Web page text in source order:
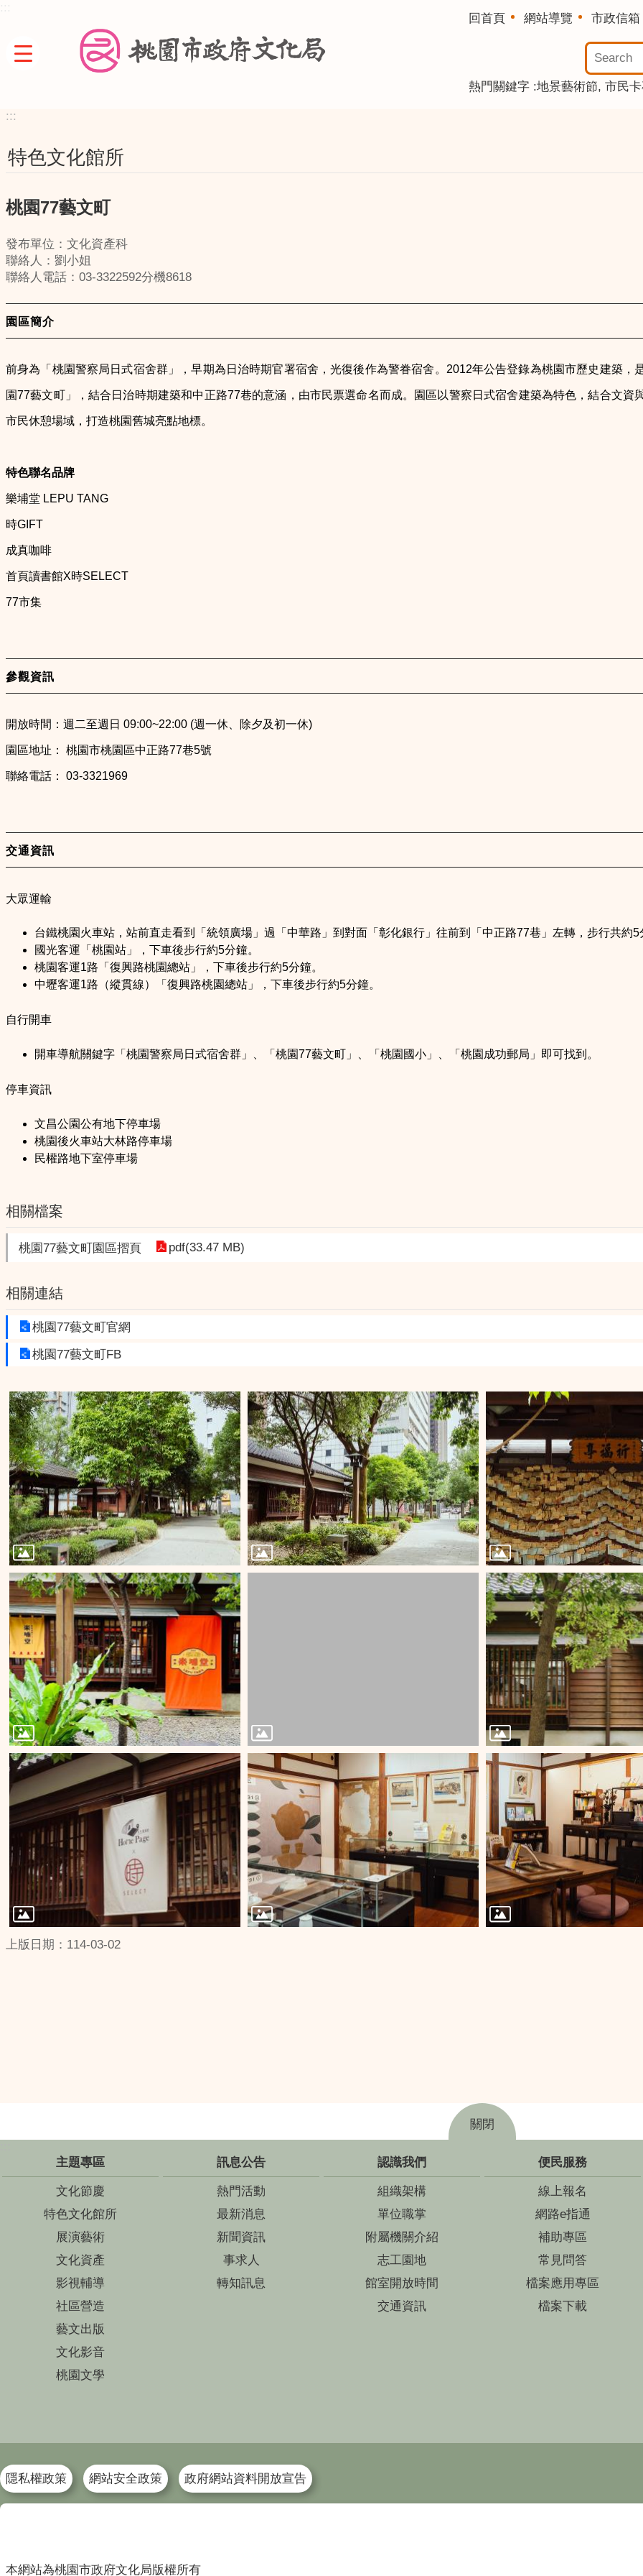
回首頁 網站導覽 市政信箱
熱門關鍵字 地景藝術節 市民
:::
特色文化館所
桃園77藝文町
發布單位：文化資產科
聯絡人：劉小姐
聯絡人電話：03-3322592分機8618
園區簡介
前身為「桃園警察局日式宿舍群」，早期為日治時期官署宿舍，光復後作為警眷宿舍。2012年公告登錄為桃園市歷史建築
園77藝文町」，結合日治時期建築和中正路77巷的意涵，由市民票選命名而成。園區以警察日式宿舍建築為特色，結合文
市民休憩場域，打造桃園舊城亮點地標。
特色聯名品牌
樂埔堂 LEPU TANG
時GIFT
成真咖啡
首頁讀書館X時SELECT
77市集
參觀資訊
開放時間：週二至週日 09:00~22:00 (週一休、除夕及初一休)
園區地址： 桃園市桃園區中正路77巷5號
聯絡電話： 03-3321969
交通資訊
大眾運輸
台鐵桃園火車站，站前直走看到「統領廣場」過「中華路」到對面「彰化銀行」往前到「中正路77巷」左轉，步行共約5
國光客運「桃園站」，下車後步行約5分鐘。
桃園客運1路「復興路桃園總站」，下車後步行約5分鐘。
中壢客運1路（縱貫線）「復興路桃園總站」，下車後步行約5分鐘。
自行開車
開車導航關鍵字「桃園警察局日式宿舍群」、「桃園77藝文町」、「桃園國小」、「桃園成功郵局」即可找到。
停車資訊
文昌公園公有地下停車場
桃園後火車站大林路停車場
民權路地下室停車場
相關檔案
桃園77藝文町園區摺頁 pdf(33.47 MB)
相關連結
桃園77藝文町官網
桃園77藝文町FB
上版日期：114-03-02
關閉
主題專區
文化節慶
特色文化館所
展演藝術
文化資產
影視輔導
社區營造
藝文出版
文化影音
桃園文學
訊息公告
熱門活動
最新消息
新聞資訊
事求人
轉知訊息
認識我們
組織架構
單位職掌
附屬機關介紹
志工園地
館室開放時間
交通資訊
便民服務
線上報名
網路e指通
補助專區
常見問答
檔案應用專區
檔案下載
隱私權政策 網站安全政策 政府網站資料開放宣告
本網站為桃園市政府文化局版權所有